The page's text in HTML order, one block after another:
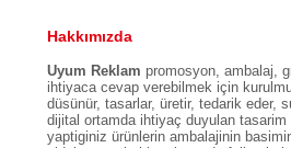
Hakkımızda
Uyum Reklam promosyon, ambalaj,
ihtiyaca cevap verebilmek için
düsünür, tasarlar, üretir, tedarik eder,
dijital ortamda ihtiyaç duyulan
yaptiginiz ürünlerin ambalajinin